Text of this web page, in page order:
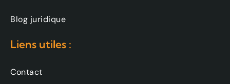
Blog juridique
Liens utiles :
Contact